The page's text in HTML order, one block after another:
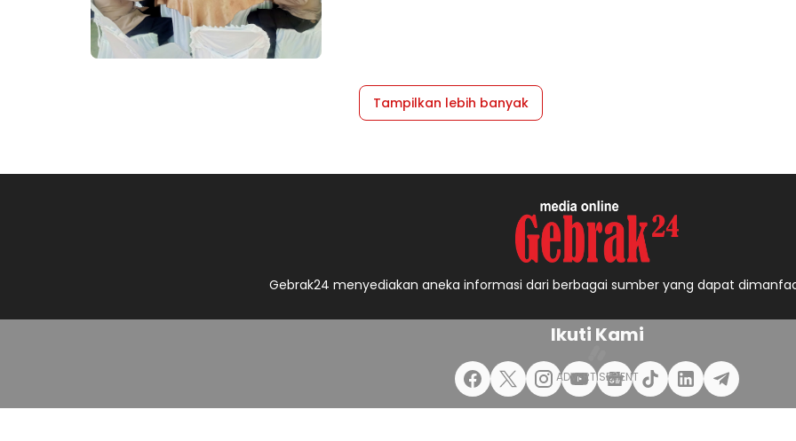
Tampilkan lebih banyak
Gebrak24 menyediakan aneka informasi dari berbagai sumber yang dapat
Ikuti Kami